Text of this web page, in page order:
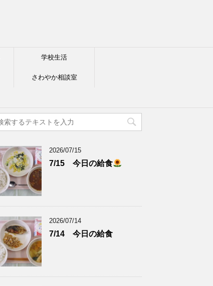
学校生活
さわやか相談室
2026/07/15
7/15 今日の給食
2026/07/14
7/14 今日の給食